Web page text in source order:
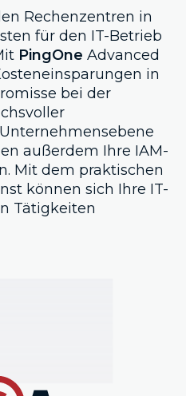
Rechenzentren in
für den IT-Betrieb
PingOne Advanced
in
bei der
außerdem Ihre IAM-
Mit dem praktischen
können sich Ihre IT-
Tätigkeiten